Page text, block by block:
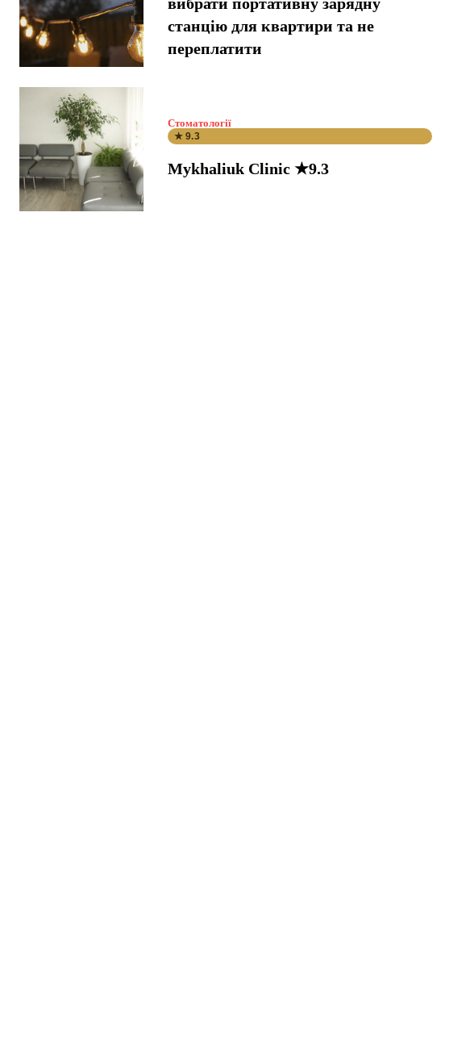
станцію для квартири та не
переплатити
Стоматології
★ 9.3
Mykhaliuk Clinic ★9.3